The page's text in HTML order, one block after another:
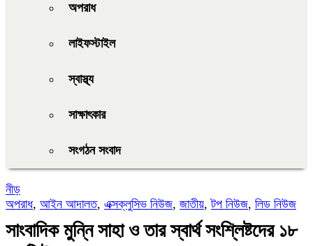
অপরাধ
লাইফস্টাইল
স্বাস্থ্য
সাক্ষাৎকার
সংগঠন সংবাদ
নীড়
অপরাধ, আইন আদালত, এক্সক্লুসিভ নিউজ, জাতীয়,টপ নিউজ, লিড নিউজ
সাংবাদিক মুন্নি সাহা ও তার স্বার্থ সংশ্লিষ্টদের ১৮